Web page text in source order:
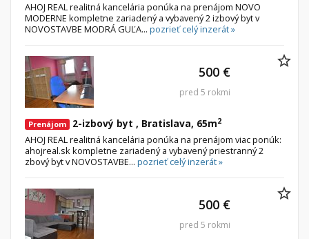
AHOJ REAL realitná kancelária ponúka na prenájom NOVO
MODERNE kompletne zariadený a vybavený 2 izbový byt v
NOVOSTAVBE MODRÁ GUĽA... pozrieť celý inzerát »
Prenájom 2-izbový byt , Bratislava, 65m2
AHOJ REAL realitná kancelária ponúka na prenájom viac ponúk:
ahojreal.sk kompletne zariadený a vybavený priestranný 2
zbový byt v NOVOSTAVBE... pozrieť celý inzerát »
500 €
pred 5 rokmi
500 €
pred 5 rokmi